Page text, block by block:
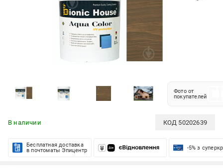
Фото от
покупателей
В наличии КОД 50202639
Бесплатная доставка
в почтоматы Эпицентр
-5% з